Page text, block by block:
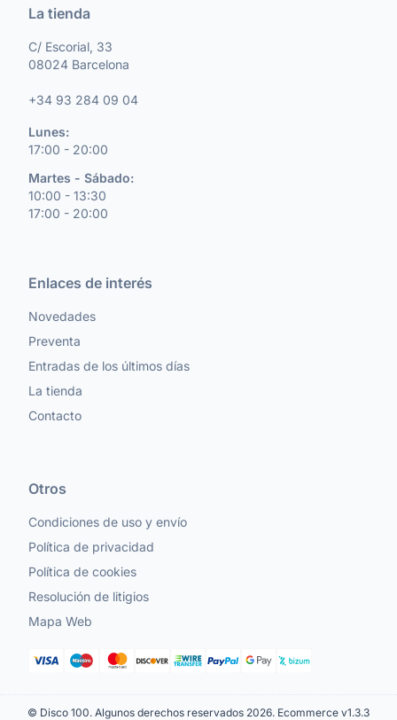
La tienda
C/ Escorial, 33
08024 Barcelona
+34 93 284 09 04
Lunes:
17:00 - 20:00
Martes - Sábado:
10:00 - 13:30
17:00 - 20:00
Enlaces de interés
Novedades
Preventa
Entradas de los últimos días
La tienda
Contacto
Otros
Condiciones de uso y envío
Política de privacidad
Política de cookies
Resolución de litigios
Mapa Web
© Disco 100. Algunos derechos reservados 2026. Ecommerce v1.3.3